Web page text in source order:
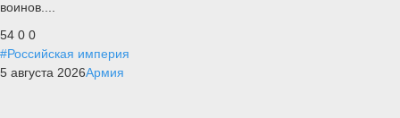
воинов....
54 0 0
#Российская империя
5 августа 2026Армия